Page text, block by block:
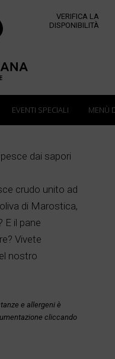
VERIFICA LA
DISPONIBILITÀ
dai sapori
crudo unito ad
di Marostica,
E il pane
Vivete
nostro
e allergeni è
cliccando
EVENTI SPECIALI MENÙ